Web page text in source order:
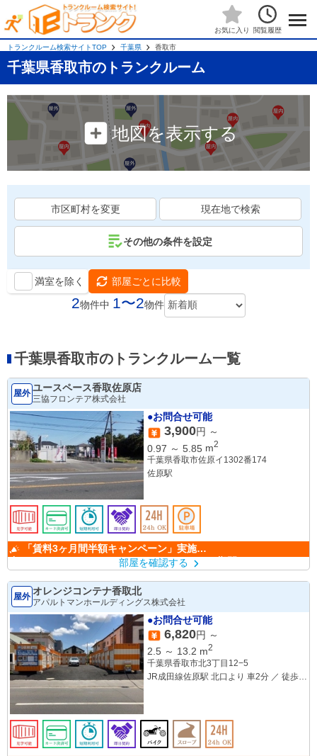
お気に入り 閲覧履歴
トランクルーム検索サイトTOP 千葉県 香取市
千葉県香取市のトランクルーム
地図を表示する
市区町村を変更 現在地で検索
その他の条件を設定
満室を除く 部屋ごとに比較
2物件中 1〜2物件
千葉県香取市のトランクルーム一覧
屋外 ユースペース香取佐原店
三協フロンテア株式会社
●お問合せ可能
3,900円 ～
0.97 ～ 5.85 m2
千葉県香取市佐原イ1302番174
佐原駅
中！ （キャンペーン期間：6/1～9/30）
部屋を確認する
屋外 オレンジコンテナ香取北
アパルトマンホールディングス株式会社
●お問合せ可能
6,820円 ～
2.5 ～ 13.2 m2
千葉県香取市北3丁目12−5
JR成田線佐原駅 北口より 車2分 ／ 徒歩